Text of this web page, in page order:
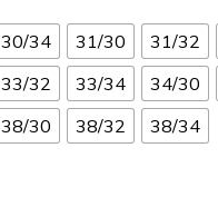
30/34 31/30 31/32
33/32 33/34 34/30
38/30 38/32 38/34